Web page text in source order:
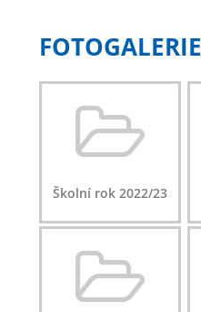
FOTOGALERIE
Školní rok 2022/23